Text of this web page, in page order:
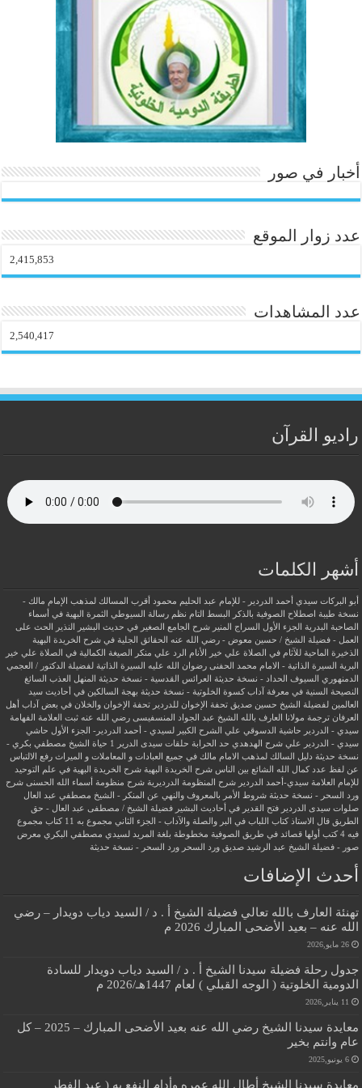
o
m
أخبار في صور
عدد زوار الموقع
2,415,853
عدد المشاهدات
2,540,417
راديو القرآن
أشهر الكلمات
أبو البركات سيدي أحمد الدردير - للإمام عبد الحليم محمود
أقرب المسالك لمذهب الإمام مالك -
نسخة طيبة اصطلاح الصوفية بالذكر البسط التام نظم رسالة السيوطي
الثمرة البهية في أسماء
الصاحبة البدرية
الجزء الأول السراج المنير شرح الجامع الصغير في حديث البشير النذير
الحث على
العمل - فضيلة الشيخ / حسين معوض - رضي الله عنه
الحقائق الجلية في شرح الخريدة البهية
الذخيرة الماحية للآثام في الصلاة علي خير الأنام
الرد علي منكر الصيغة الكمالية في الصلاة علي خير
البرية
السيرة الذاتية - الامام محمد الحفنى رضوان الله عليه
السيرة الذاتية لفضيلة الدكتور / العجمي
الدمنهوري
السيوف الحداد - نسخة حديثة العرائس القدسية - نسخة حديثة
المنهل العذب السائغ
النصيحة السنية في معرفة آداب كسوة الخلوتية - نسخة حديثة بهجة السالكين في أحاديث سيد
العالمين لفضيلة الشيخ حسين صديق
تحفة الإخوان للدردير تحفة الإخوان والخلان في بعض آداب أهل
العرفان ترجمة مولانا العارف بالله الشيخ عبد الجواد المنسفيسى رضي الله عنه ثبت العلامة الفهامة
سيدي - الدردير
حاشية الدسوقي علي الشرح الكبير لسيدي - أحمد الدردير- الجزء الأول حاشي
سيدي - الدردير علي شرح الهدهدي حد الحرابة حلقات سيدى الدرير 1
حياة الشيخ مصطفي بكري -
نسخة حديثة دليل السالك لمذهب الامام مالك في جميع العبادات و المعاملات و الميراث رفع الالتباس
عن لفظ عدد كمال الله الشائع بين الناس شرح الخريدة البهية شرح الخريدة البهية في علم التوحيد
للإمام العلامة سيدي-أحمد الدردير شرح المنظومة الدرديرية شرح منظومة أسماء الله الحسنى شرح
ورد السحر - نسخة حديثة شروط الأمر بالمعروف والنهي عن المنكر - الشيخ مصطفي عبد العال
صلوات سيدى الدردير فتح القدير في أحاديث البشير فضيلة الشيخ / مصطفى عبد العال - حق
الطريق
قال الاستاذ كتاب اللباب في البر والصلة والآداب - الجزء الثاني مجموع به 11 كتاب
مجموع
فيه 4 كتب أولها قصائد في طريق الصوفية
مخطوطة بلغة المريد لسيدي مصطفي البكري معرض
صور - فضيلة الشيخ عبد الرشيد صديق
ورد السحر ورد السحر - نسخة حديثة
أحدث الإضافات
تهنئة العارف بالله تعالي فضيلة الشيخ أ . د / السيد دياب دويدار – رضي
الله عنه – بعيد الأضحى المبارك 2026 م
26 مايو,2026
جدول رحلة فضيلة سيدنا الشيخ أ . د / السيد دياب دويدار للسادة
الدومية الخلوتية ( الوجه القبلي ) لعام 1447هـ/2026 م
11 يناير,2026
معايدة سيدنا الشيخ رضي الله عنه بعيد الأضحى المبارك – 2025 – كل
عام وانتم بخير
6 يونيو,2025
معايدة سيدنا الشيخ أطال الله عمره وأدام النفع به ( عيد الفطر